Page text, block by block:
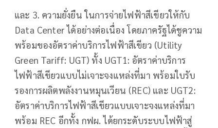
และ 3. ความยั่งยืน ในการจ่ายไฟฟ้าสีเขียวให้กับ
Data Center ได้อย่างต่อเนื่อง โดยภาครัฐได้ชูความ
พร้อมของอัตราค่าบริการไฟฟ้าสีเขียว (Utility
Green Tariff: UGT) ทั้ง UGT1: อัตราค่าบริการ
ไฟฟ้าสีเขียวแบบไม่เจาะจงแหล่งที่มา พร้อมใบรับ
รองการผลิตพลังงานหมุนเวียน (REC) และ UGT2:
อัตราค่าบริการไฟฟ้าสีเขียวแบบเจาะจงแหล่งที่มา
พร้อม REC อีกทั้ง กฟผ. ได้ยกระดับระบบไฟฟ้าสู่